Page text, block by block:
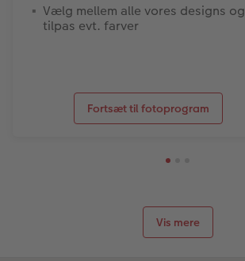
Vælg mellem alle vores designs og
tilpas evt. farver
Fortsæt til fotoprogram
Vis mere